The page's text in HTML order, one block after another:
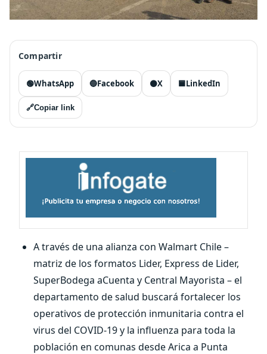
Compartir
🟢WhatsApp 🔵Facebook ⚫X 🟦LinkedIn
🔗Copiar link
A través de una alianza con Walmart Chile –
matriz de los formatos Lider, Express de Lider,
SuperBodega aCuenta y Central Mayorista – el
departamento de salud buscará fortalecer los
operativos de protección inmunitaria contra el
virus del COVID-19 y la influenza para toda la
población en comunas desde Arica a Punta